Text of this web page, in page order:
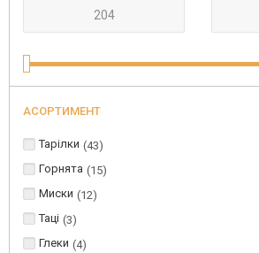
АСОРТИМЕНТ
Тарілки 43
Горнята
15
Миски
12
Таці 3
Глеки 4